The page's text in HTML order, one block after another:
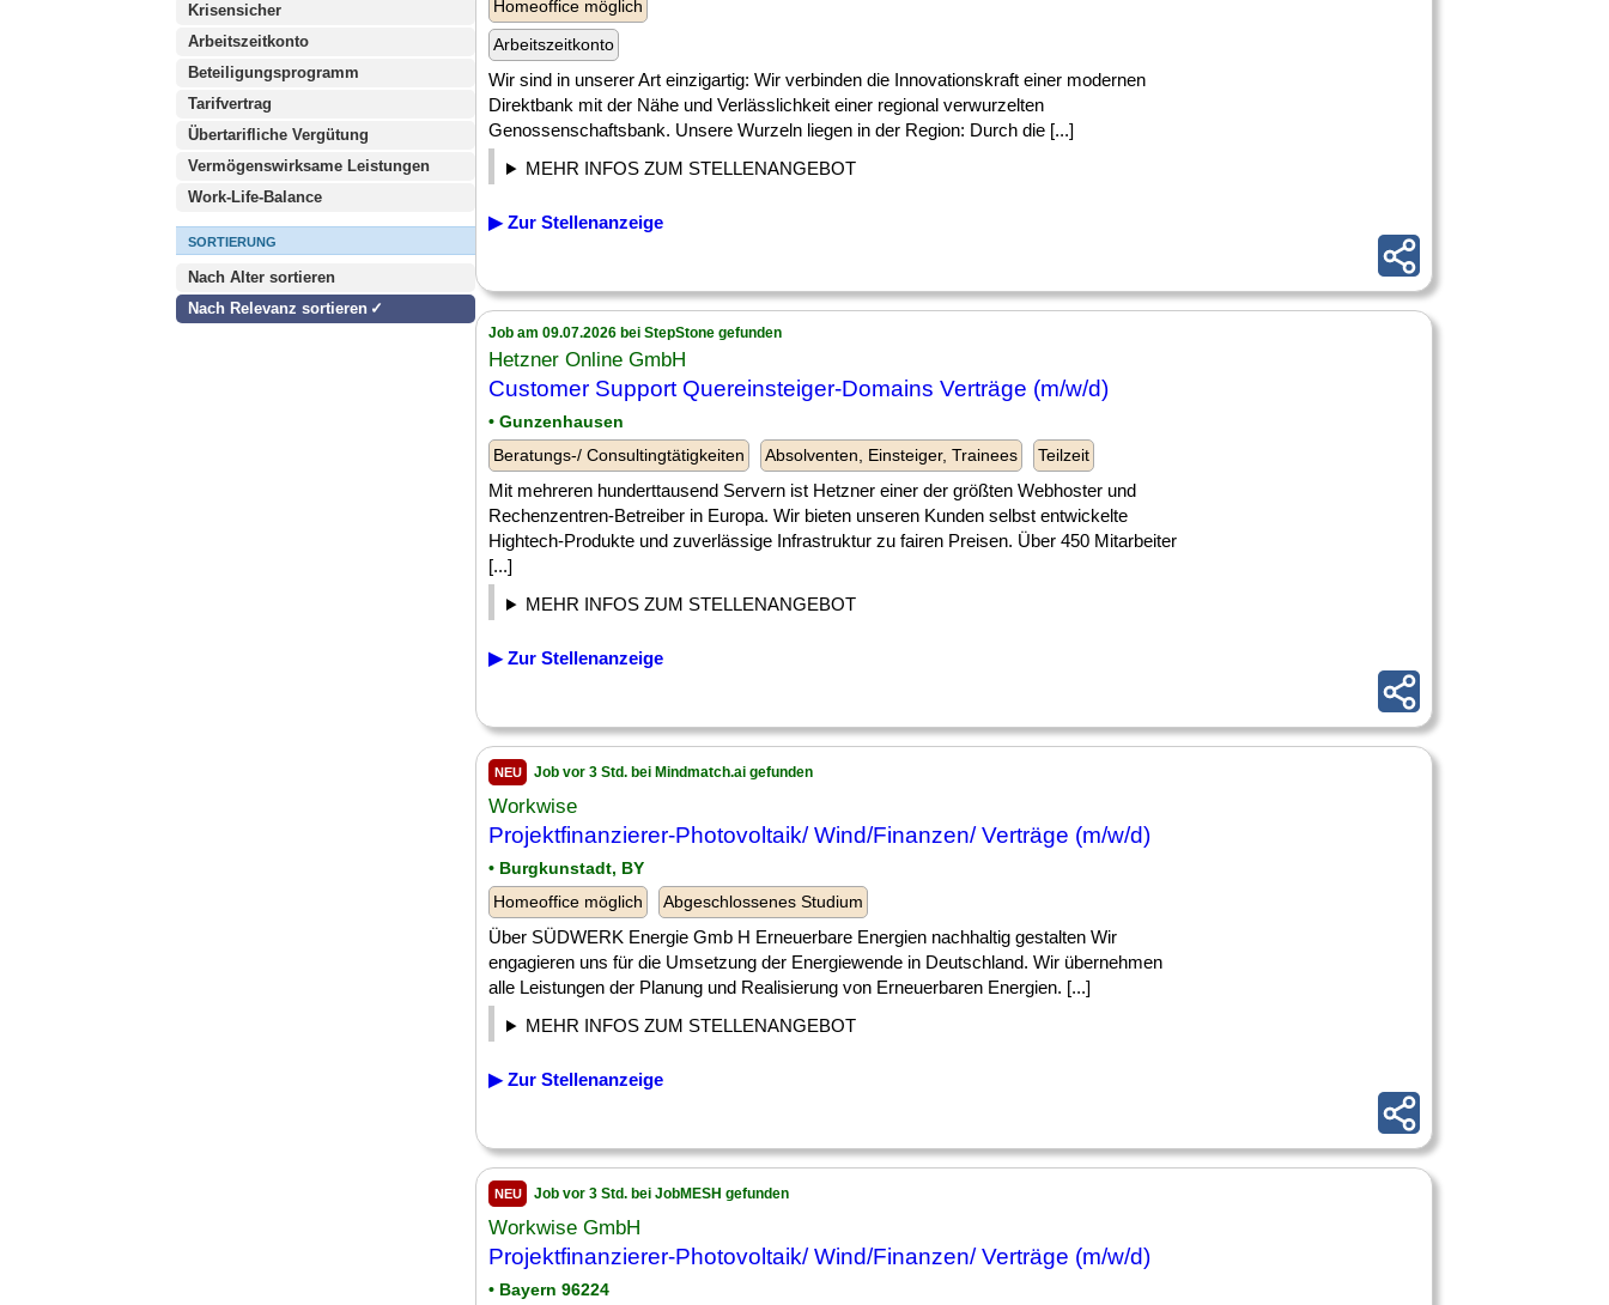
Krisensicher
Arbeitszeitkonto
Beteiligungsprogramm
Tarifvertrag
Übertarifliche Vergütung
Vermögenswirksame Leistungen
Work-Life-Balance
SORTIERUNG
Nach Alter sortieren
Nach Relevanz sortieren
Homeoffice möglich
Arbeitszeitkonto
Wir sind in unserer Art einzigartig: Wir verbinden die Innovationskraft einer modernen
Direktbank mit der Nähe und Verlässlichkeit einer regional verwurzelten
Genossenschaftsbank. Unsere Wurzeln liegen in der Region: Durch die [...]
MEHR INFOS ZUM STELLENANGEBOT
▶ Zur Stellenanzeige
Job am 09.07.2026 bei StepStone gefunden
Hetzner Online GmbH
Customer Support Quereinsteiger-Domains Verträge (m/w/d)
• Gunzenhausen
Beratungs-/ Consultingtätigkeiten
Absolventen, Einsteiger, Trainees Teilzeit
Mit mehreren hunderttausend Servern ist Hetzner einer der größten Webhoster und
Rechenzentren-Betreiber in Europa. Wir bieten unseren Kunden selbst entwickelte
Hightech-Produkte und zuverlässige Infrastruktur zu fairen Preisen. Über 450 Mitarbeiter
[...]
MEHR INFOS ZUM STELLENANGEBOT
▶ Zur Stellenanzeige
NEU Job vor 3 Std. bei Mindmatch.ai gefunden
Workwise
Projektfinanzierer-Photovoltaik/ Wind/Finanzen/ Verträge (m/w/d)
• Burgkunstadt, BY
Homeoffice möglich
Abgeschlossenes Studium
Über SÜDWERK Energie Gmb H Erneuerbare Energien nachhaltig gestalten Wir
engagieren uns für die Umsetzung der Energiewende in Deutschland. Wir übernehmen
alle Leistungen der Planung und Realisierung von Erneuerbaren Energien. [...]
MEHR INFOS ZUM STELLENANGEBOT
▶ Zur Stellenanzeige
NEU Job vor 3 Std. bei JobMESH gefunden
Workwise GmbH
Projektfinanzierer-Photovoltaik/ Wind/Finanzen/ Verträge (m/w/d)
• Bayern 96224